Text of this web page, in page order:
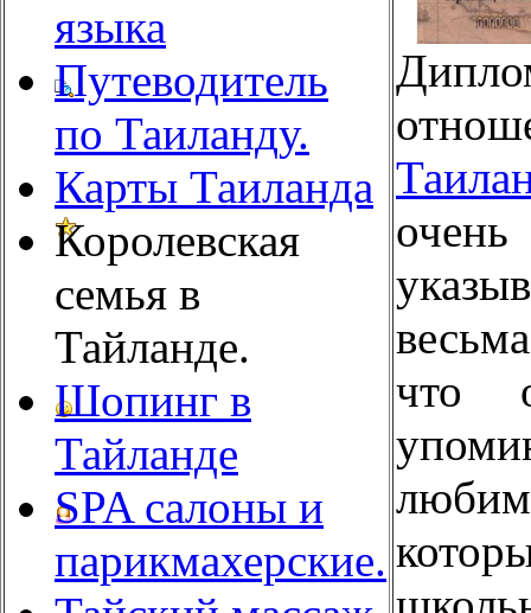
языка
Путеводитель
по Таиланду.
Карты Таиланда
Королевская
семья в
Тайланде.
Шопинг в
Тайланде
SPA салоны и
парикмахерские.
что